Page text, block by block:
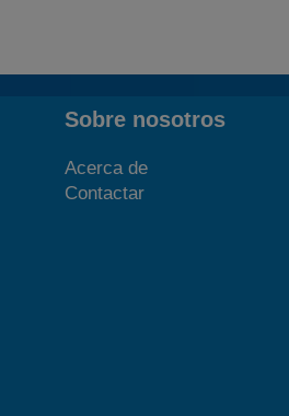
Sobre nosotros
Acerca de
Contactar